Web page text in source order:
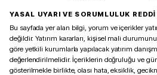
YASAL UYARI VE SORUMLULUK REDDİ
Bu sayfada yer alan bilgi, yorum ve içerikler
değildir. Yatırım kararları, kişisel mali
göre yetkili kurumlarla yapılacak yatırım
değerlendirilmelidir. İçeriklerin doğruluğu ve
gösterilmekle birlikte, olası hata, eksiklik,